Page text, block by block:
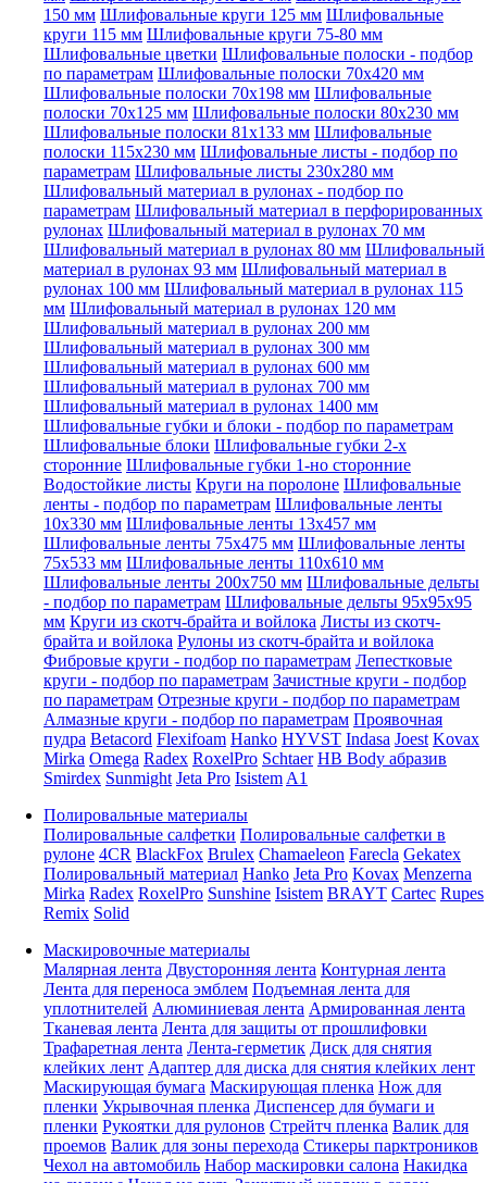
150 мм Шлифовальные круги 125 мм Шлифовальные
круги 115 мм Шлифовальные круги 75-80 мм
Шлифовальные цветки Шлифовальные полоски - подбор
по параметрам Шлифовальные полоски 70x420 мм
Шлифовальные полоски 70x198 мм Шлифовальные
полоски 70x125 мм Шлифовальные полоски 80x230 мм
Шлифовальные полоски 81x133 мм Шлифовальные
полоски 115x230 мм Шлифовальные листы - подбор по
параметрам Шлифовальные листы 230x280 мм
Шлифовальный материал в рулонах - подбор по
параметрам Шлифовальный материал в перфорированных
рулонах Шлифовальный материал в рулонах 70 мм
Шлифовальный материал в рулонах 80 мм Шлифовальный
материал в рулонах 93 мм Шлифовальный материал в
рулонах 100 мм Шлифовальный материал в рулонах 115
мм Шлифовальный материал в рулонах 120 мм
Шлифовальный материал в рулонах 200 мм
Шлифовальный материал в рулонах 300 мм
Шлифовальный материал в рулонах 600 мм
Шлифовальный материал в рулонах 700 мм
Шлифовальный материал в рулонах 1400 мм
Шлифовальные губки и блоки - подбор по параметрам
Шлифовальные блоки Шлифовальные губки 2-х
сторонние Шлифовальные губки 1-но сторонние
Водостойкие листы Круги на поролоне Шлифовальные
ленты - подбор по параметрам Шлифовальные ленты
10x330 мм Шлифовальные ленты 13x457 мм
Шлифовальные ленты 75x475 мм Шлифовальные ленты
75x533 мм Шлифовальные ленты 110x610 мм
Шлифовальные ленты 200x750 мм Шлифовальные дельты
- подбор по параметрам Шлифовальные дельты 95x95x95
мм Круги из скотч-брайта и войлока Листы из скотч-
брайта и войлока Рулоны из скотч-брайта и войлока
Фибровые круги - подбор по параметрам Лепестковые
круги - подбор по параметрам Зачистные круги - подбор
по параметрам Отрезные круги - подбор по параметрам
Алмазные круги - подбор по параметрам Проявочная
пудра Betacord Flexifoam Hanko HYVST Indasa Joest Kovax
Mirka Omega Radex RoxelPro Schtaer HB Body абразив
Smirdex Sunmight Jeta Pro Isistem A1
Полировальные материалы
Полировальные салфетки Полировальные салфетки в
рулоне 4CR BlackFox Brulex Chamaeleon Farecla Gekatex
Полировальный материал Hanko Jeta Pro Kovax Menzerna
Mirka Radex RoxelPro Sunshine Isistem BRAYT Cartec Rupes
Remix Solid
Маскировочные материалы
Малярная лента Двусторонняя лента Контурная лента
Лента для переноса эмблем Подъемная лента для
уплотнителей Алюминиевая лента Армированная лента
Тканевая лента Лента для защиты от прошлифовки
Трафаретная лента Лента-герметик Диск для снятия
клейких лент Адаптер для диска для снятия клейких лент
Маскирующая бумага Маскирующая пленка Нож для
пленки Укрывочная пленка Диспенсер для бумаги и
пленки Рукоятки для рулонов Стрейтч пленка Валик для
проемов Валик для зоны перехода Стикеры парктроников
Чехол на автомобиль Набор маскировки салона Накидка